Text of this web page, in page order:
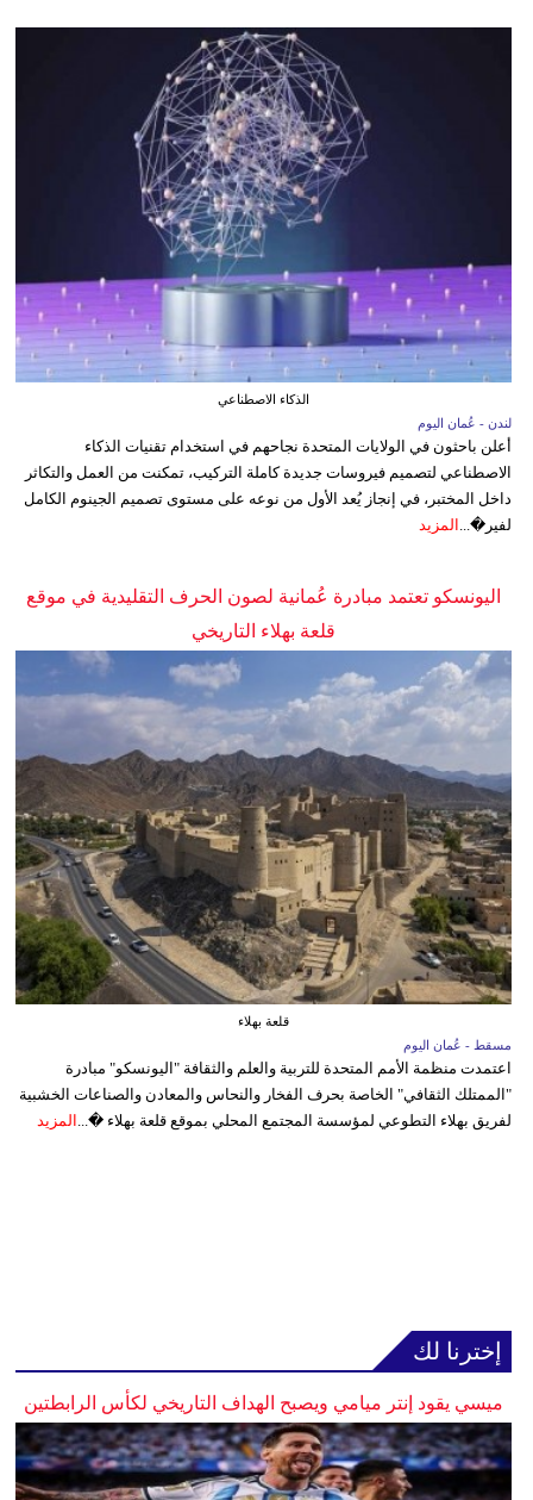
الذكاء الاصطناعي
لندن - عُمان اليوم
أعلن باحثون في الولايات المتحدة نجاحهم في استخدام تقنيات الذكاء
الاصطناعي لتصميم فيروسات جديدة كاملة التركيب، تمكنت من العمل والتكاثر
داخل المختبر، في إنجاز يُعد الأول من نوعه على مستوى تصميم الجينوم الكامل
لفير�... المزيد
اليونسكو تعتمد مبادرة عُمانية لصون الحرف التقليدية في موقع
قلعة بهلاء التاريخي
قلعة بهلاء
مسقط - عُمان اليوم
اعتمدت منظمة الأمم المتحدة للتربية والعلم والثقافة "اليونسكو" مبادرة
"الممتلك الثقافي" الخاصة بحرف الفخار والنحاس والمعادن والصناعات الخشبية
لفريق بهلاء التطوعي لمؤسسة المجتمع المحلي بموقع قلعة بهلاء �... المزيد
إخترنا لك
ميسي يقود إنتر ميامي ويصبح الهداف التاريخي لكأس الرابطتين